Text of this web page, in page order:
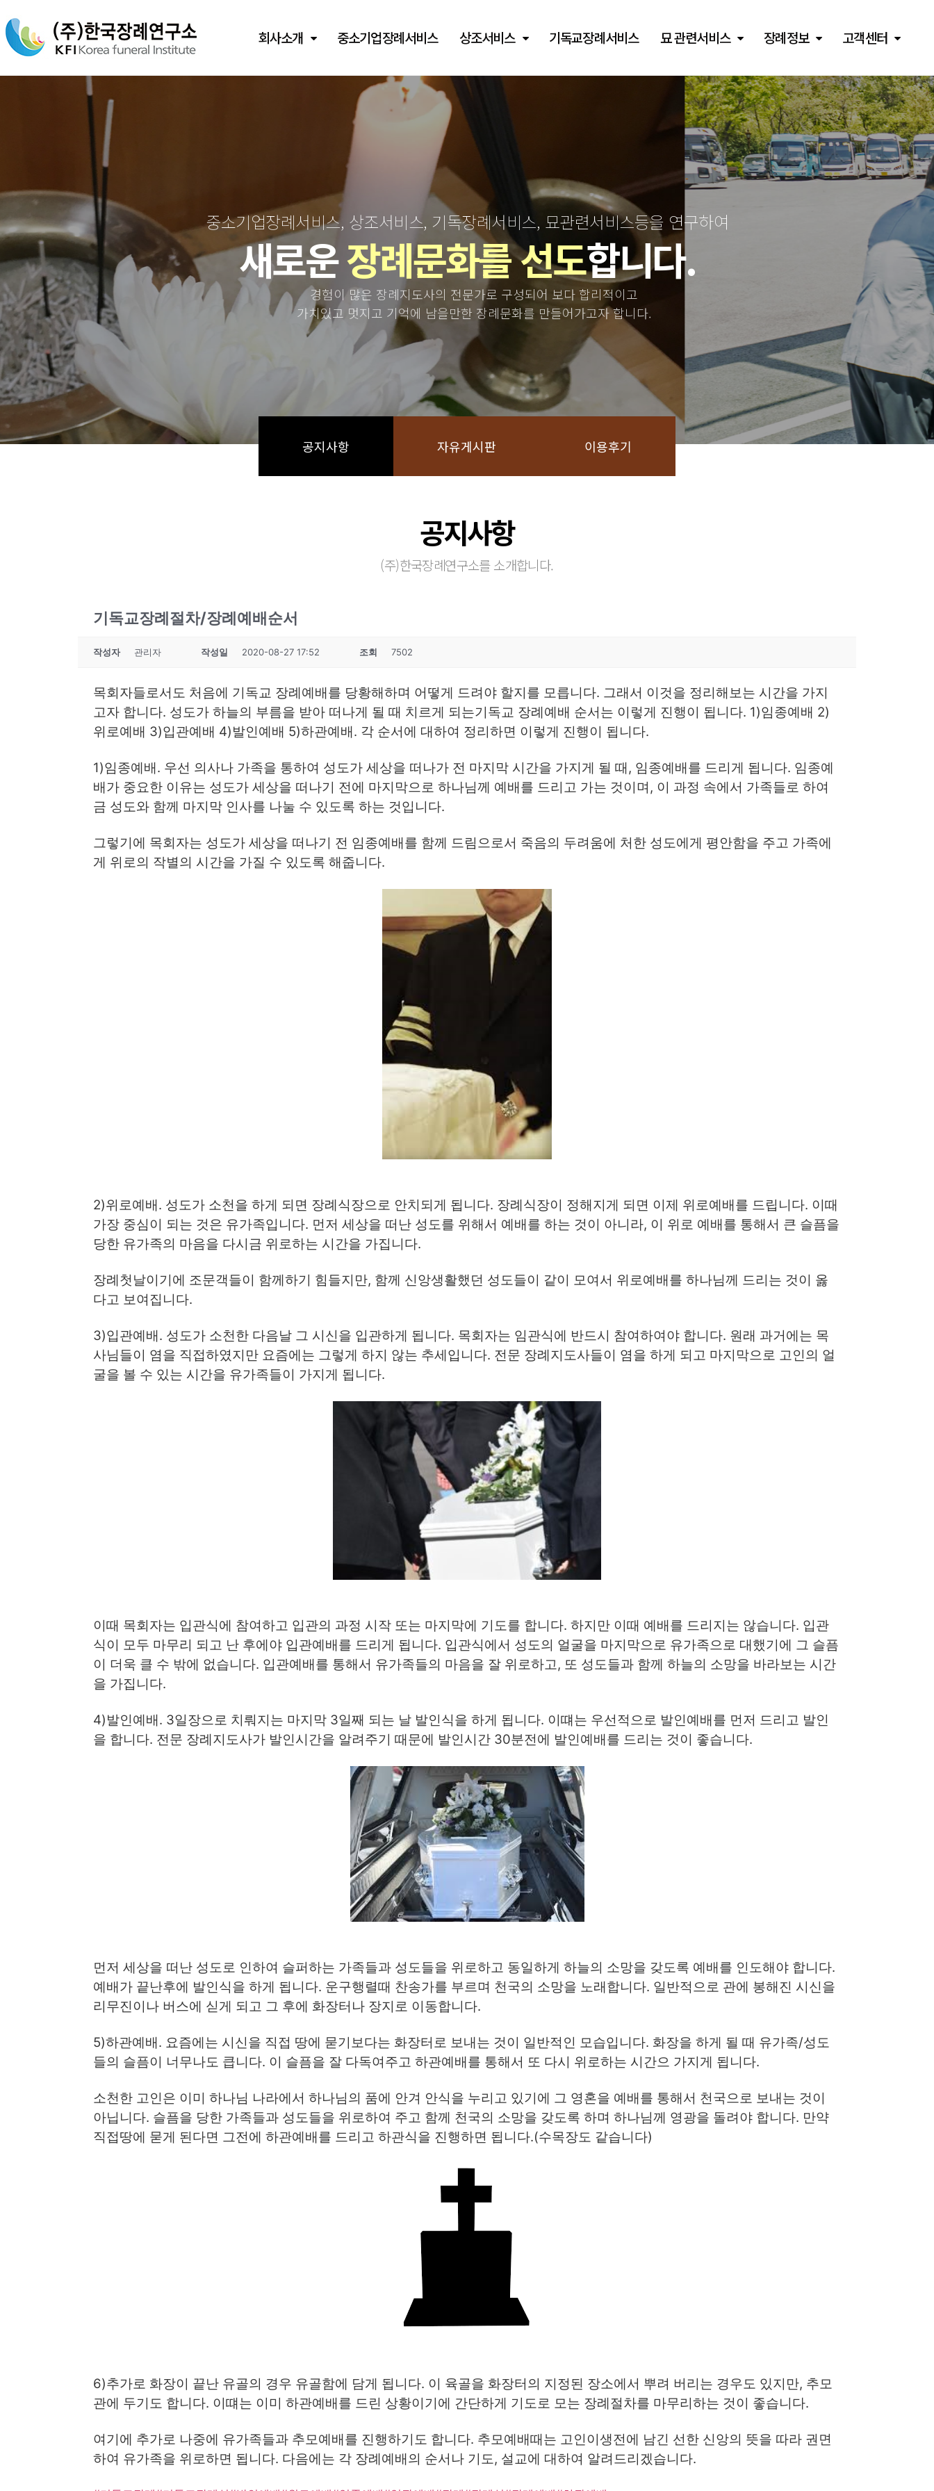
회사소개 중소기업장례서비스 상조서비스 기독교장례서비스 묘 관련서비스 장례정보 고객센터
중소기업장례서비스, 상조서비스, 기독장례서비스, 묘관련서비스등을 연구하여
새로운장례문화를 선도합니다.
경험이 많은 장례지도사의 전문가로 구성되어 보다 합리적이고
가치있고 멋지고 기억에 남을만한 장례문화를 만들어가고자 합니다.
공지사항 자유게시판 이용후기
공지사항
(주)한국장례연구소를 소개합니다.
기독교장례절차/장례예배순서
작성자 관리자 작성일 2020-08-27 17:52 조회 7502
목회자들로서도 처음에 기독교 장례예배를 당황해하며 어떻게 드려야 할지를 모릅니다. 그래서 이것을 정리해보는 시간을 가지
고자 합니다. 성도가 하늘의 부름을 받아 떠나게 될 때 치르게 되는기독교 장례예배 순서는 이렇게 진행이 됩니다. 1)임종예배 2)
위로예배 3)입관예배 4)발인예배 5)하관예배. 각 순서에 대하여 정리하면 이렇게 진행이 됩니다.
1)임종예배. 우선 의사나 가족을 통하여 성도가 세상을 떠나가 전 마지막 시간을 가지게 될 때, 임종예배를 드리게 됩니다. 임종예
배가 중요한 이유는 성도가 세상을 떠나기 전에 마지막으로 하나님께 예배를 드리고 가는 것이며, 이 과정 속에서 가족들로 하여
금 성도와 함께 마지막 인사를 나눌 수 있도록 하는 것입니다.
그렇기에 목회자는 성도가 세상을 떠나기 전 임종예배를 함께 드림으로서 죽음의 두려움에 처한 성도에게 평안함을 주고 가족에
게 위로의 작별의 시간을 가질 수 있도록 해줍니다.
2)위로예배. 성도가 소천을 하게 되면 장례식장으로 안치되게 됩니다. 장례식장이 정해지게 되면 이제 위로예배를 드립니다. 이때
가장 중심이 되는 것은 유가족입니다. 먼저 세상을 떠난 성도를 위해서 예배를 하는 것이 아니라, 이 위로 예배를 통해서 큰 슬픔을
당한 유가족의 마음을 다시금 위로하는 시간을 가집니다.
장례첫날이기에 조문객들이 함께하기 힘들지만, 함께 신앙생활했던 성도들이 같이 모여서 위로예배를 하나님께 드리는 것이 옳
다고 보여집니다.
3)입관예배. 성도가 소천한 다음날 그 시신을 입관하게 됩니다. 목회자는 임관식에 반드시 참여하여야 합니다. 원래 과거에는 목
사님들이 염을 직접하였지만 요즘에는 그렇게 하지 않는 추세입니다. 전문 장례지도사들이 염을 하게 되고 마지막으로 고인의 얼
굴을 볼 수 있는 시간을 유가족들이 가지게 됩니다.
이때 목회자는 입관식에 참여하고 입관의 과정 시작 또는 마지막에 기도를 합니다. 하지만 이때 예배를 드리지는 않습니다. 입관
식이 모두 마무리 되고 난 후에야 입관예배를 드리게 됩니다. 입관식에서 성도의 얼굴을 마지막으로 유가족으로 대했기에 그 슬픔
이 더욱 클 수 밖에 없습니다. 입관예배를 통해서 유가족들의 마음을 잘 위로하고, 또 성도들과 함께 하늘의 소망을 바라보는 시간
을 가집니다.
4)발인예배. 3일장으로 치뤄지는 마지막 3일째 되는 날 발인식을 하게 됩니다. 이떄는 우선적으로 발인예배를 먼저 드리고 발인
을 합니다. 전문 장례지도사가 발인시간을 알려주기 때문에 발인시간 30분전에 발인예배를 드리는 것이 좋습니다.
먼저 세상을 떠난 성도로 인하여 슬퍼하는 가족들과 성도들을 위로하고 동일하게 하늘의 소망을 갖도록 예배를 인도해야 합니다.
예배가 끝난후에 발인식을 하게 됩니다. 운구행렬때 찬송가를 부르며 천국의 소망을 노래합니다. 일반적으로 관에 봉해진 시신을
리무진이나 버스에 싣게 되고 그 후에 화장터나 장지로 이동합니다.
5)하관예배. 요즘에는 시신을 직접 땅에 묻기보다는 화장터로 보내는 것이 일반적인 모습입니다. 화장을 하게 될 때 유가족/성도
들의 슬픔이 너무나도 큽니다. 이 슬픔을 잘 다독여주고 하관예배를 통해서 또 다시 위로하는 시간으 가지게 됩니다.
소천한 고인은 이미 하나님 나라에서 하나님의 품에 안겨 안식을 누리고 있기에 그 영혼을 예배를 통해서 천국으로 보내는 것이
아닙니다. 슬픔을 당한 가족들과 성도들을 위로하여 주고 함께 천국의 소망을 갖도록 하며 하나님께 영광을 돌려야 합니다. 만약
직접땅에 묻게 된다면 그전에 하관예배를 드리고 하관식을 진행하면 됩니다.(수목장도 같습니다)
6)추가로 화장이 끝난 유골의 경우 유골함에 담게 됩니다. 이 육골을 화장터의 지정된 장소에서 뿌려 버리는 경우도 있지만, 추모
관에 두기도 합니다. 이떄는 이미 하관예배를 드린 상황이기에 간단하게 기도로 모는 장례절차를 마무리하는 것이 좋습니다.
여기에 추가로 나중에 유가족들과 추모예배를 진행하기도 합니다. 추모예배때는 고인이생전에 남긴 선한 신앙의 뜻을 따라 권면
하여 유가족을 위로하면 됩니다. 다음에는 각 장례예배의 순서나 기도, 설교에 대하여 알려드리겠습니다.